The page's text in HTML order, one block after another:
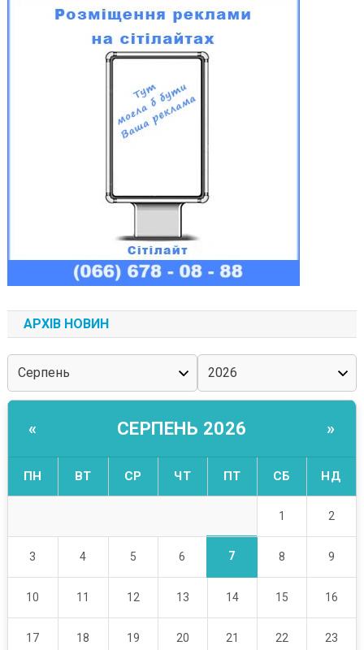
АРХІВ НОВИН
« СЕРПЕНЬ 2026 »
ПН ВТ СР ЧТ ПТ СБ НД
1 2
3 4 5 6 7 8 9
10 11 12 13 14 15 16
17 18 19 20 21 22 23